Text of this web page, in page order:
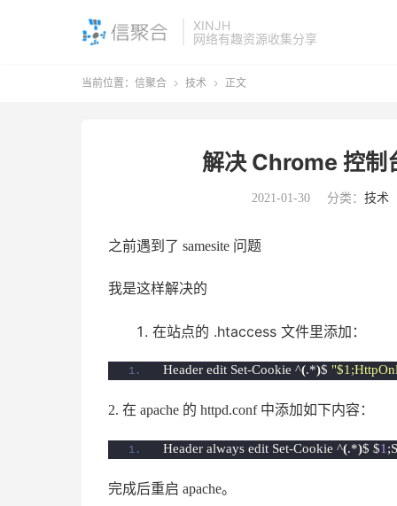
XINJH
网络有趣资源收集分享
当前位置： 信聚合  技术  正文
解决 Chrome 控制
2021-01-30 分类： 技术
之前遇到了 samesite 问题
我是这样解决的
在站点的 .htaccess 文件里添加：
Header edit Set-Cookie ^(.*)$
2. 在 apache 的 httpd.conf 中添加如下内容：
Header always edit Set-Cookie ^(.*)$ $1
完成后重启 apache。